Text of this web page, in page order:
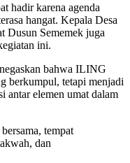
hadir karena agenda
hangat. Kepala Desa
Dusun Sememek juga
ini.
bahwa ILING
berkumpul, tetapi menjadi
antar elemen umat dalam
tempat
dan